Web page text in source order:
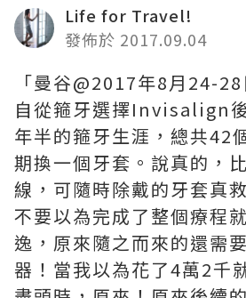
Life for Travel!
發佈於 2017.09.04
「曼谷@2017年8月24-28
自從箍牙選擇Invisalign
年半的箍牙生涯，總共42
期換一個牙套。說真的，
線，可隨時除戴的牙套真
不要以為完成了整個療程
逸，原來隨之而來的還需
器！當我以為花了4萬2千